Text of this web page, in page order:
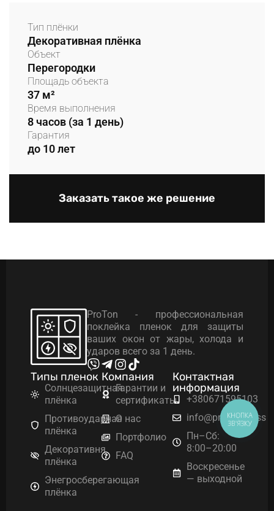
Тип плёнки
Декоративная плёнка
Объект
Перегородки
Площадь объекта
37 м²
Время выполнения
8 часов (за 1 день)
Гарантия
до 10 лет
Заказать такое же решение
ProTon - профессиональная
поклейка пленок для защиты
ваших окон от жары, холода и
ударов всего за 1 день.
Типы пленок
Солнцезащитная
плёнка
Противоударная
плёнка
Декоративня
плёнка
Энегросберегающая
плёнка
Компания
Гарантии и
сертификаты
О нас
Портфолио
FAQ
Контактная
информация
+380671595103
info@proton.glass
Пн–Сб:
8:00–20:00
Воскресенье
— выходной
КНОПКА
ЗВ'ЯЗКУ